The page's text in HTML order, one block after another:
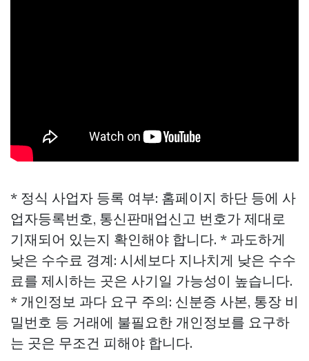
* 정식 사업자 등록 여부: 홈페이지 하단 등에 사
업자등록번호, 통신판매업신고 번호가 제대로
기재되어 있는지 확인해야 합니다. * 과도하게
낮은 수수료 경계: 시세보다 지나치게 낮은 수수
료를 제시하는 곳은 사기일 가능성이 높습니다.
* 개인정보 과다 요구 주의: 신분증 사본, 통장 비
밀번호 등 거래에 불필요한 개인정보를 요구하
는 곳은 무조건 피해야 합니다.